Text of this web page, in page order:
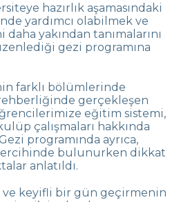
Arboretumu’’
Sıfır Noktasında
Milletler
Ödül
Mayıs Coşkusu
Türkiye Şampiyonu
hazırlık aşamasındaki
yardımcı olabilmek ve
daha yakından tanımalarını
gezi programına
farklı bölümlerinde
gerçekleşen
eğitim sistemi,
çalışmaları hakkında
programında ayrıca,
bulunurken dikkat
anlatıldı.
keyifli bir gün geçirmenin